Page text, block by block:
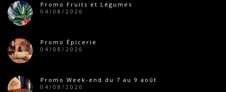
Promo Fruits et Légumes
04/08/2026
Promo Épicerie
04/08/2026
Promo Week-end du 7 au 9 août
04/08/2026